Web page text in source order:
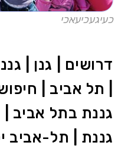
כעיגעכיעאכי
דרושים | גנן |
| תל אביב |
גננת בתל אביב |
גננת | תל-אביב